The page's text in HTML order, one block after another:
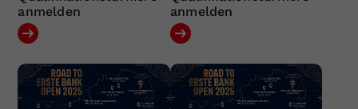
anmelden
anmelden